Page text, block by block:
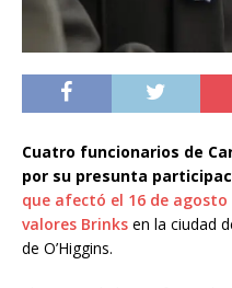
Cuatro funcionarios de
por su presunta
que afectó el 16 de
valores Brinks en la ciudad
de O’Higgins.